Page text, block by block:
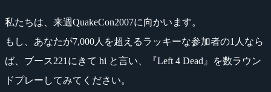
私たちは、来週QuakeCon2007に向かいます。
もし、あなたが7,000人を超えるラッキーな参加者の1人なら
ば、ブース221にきて hi と言い、『Left 4 Dead』を数ラウン
ドプレーしてみてください。